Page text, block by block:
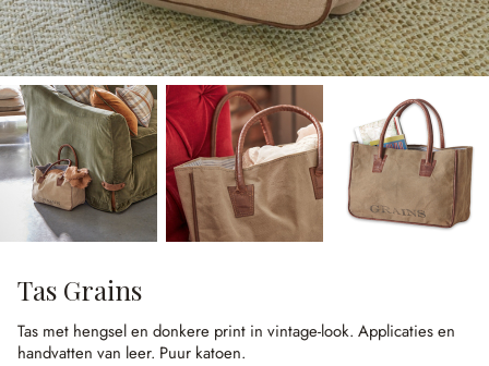
Tas Grains
Tas met hengsel en donkere print in vintage-look. Applicaties en
handvatten van leer. Puur katoen.